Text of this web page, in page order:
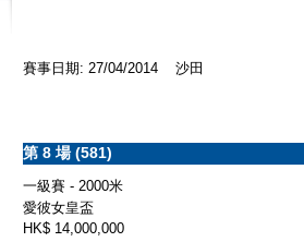
賽事日期: 27/04/2014 沙田
第 8 場 (581)
一級賽 - 2000米
愛彼女皇盃
HK$ 14,000,000